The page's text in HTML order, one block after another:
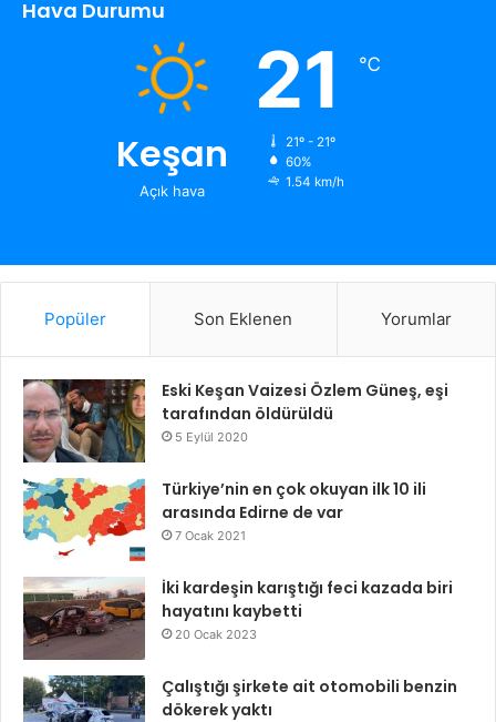
Hava Durumu
Keşan
Açık hava
21 ℃
21º - 21º
60%
1.54 km/h
Popüler Son Eklenen Yorumlar
Eski Keşan Vaizesi Özlem Güneş, eşi
tarafından öldürüldü
5 Eylül 2020
Türkiye’nin en çok okuyan ilk 10 ili
arasında Edirne de var
7 Ocak 2021
İki kardeşin karıştığı feci kazada biri
hayatını kaybetti
20 Ocak 2023
Çalıştığı şirkete ait otomobili benzin
dökerek yaktı